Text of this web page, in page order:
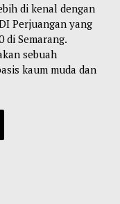
di kenal dengan
Perjuangan yang
di Semarang.
sebuah
kaum muda dan